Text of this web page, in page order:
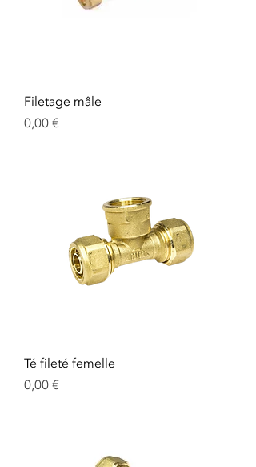
Filetage mâle
Prix
0,00 €
Té fileté femelle
Prix
0,00 €